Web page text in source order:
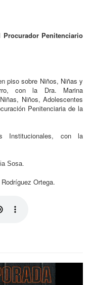
Procurador Penitenciario
piso sobre Niños, Niñas y
con la Dra. Marina
Niños, Adolescentes
Penitenciaria de la
Institucionales, con la
Sosa.
Ortega.